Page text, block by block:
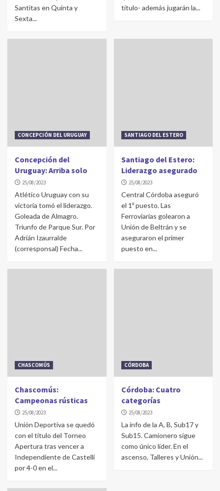
Santitas en Quinta y
Sexta...
título- además jugarán la...
CONCEPCIÓN DEL URUGUAY
Concepción del
Uruguay: Arriba solo
25/08/2023
Atlético Uruguay con su
victoria tomó el liderazgo.
Goleada de Almagro.
Triunfo de Parque Sur. Por
Adrián Izaurralde
(corresponsal) Fecha...
SANTIAGO DEL ESTERO
Santiago del Estero:
Liderazgo asegurado
25/08/2023
Central Córdoba aseguró
el 1º puesto. Las
Ferroviarias golearon a
Unión de Beltrán y se
aseguraron el primer
puesto en...
CHASCOMÚS
Chascomús:
Campeonas rústicas
25/08/2023
Unión Deportiva se quedó
con el título del Torneo
Apertura tras vencer a
Independiente de Castelli
por 4-0 en el...
CÓRDOBA
Córdoba: Cuatro
categorías
25/08/2023
La info de la A, B, Sub17 y
Sub15. Camionero sigue
como único líder. En el
ascenso, Talleres y Unión...